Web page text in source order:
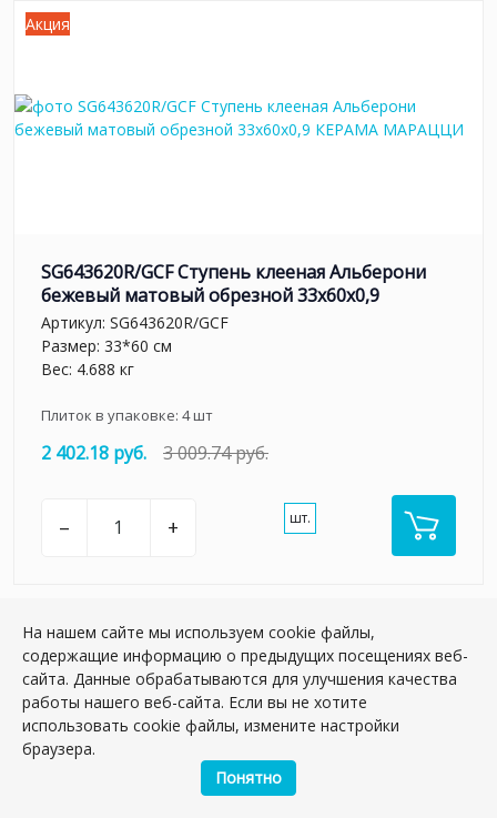
Акция
SG643620R/GCF Ступень клееная Альберони
бежевый матовый обрезной 33x60x0,9
Артикул: SG643620R/GCF
Размер: 33*60 см
Вес: 4.688 кг
Плиток в упаковке: 4шт
2 402.18 руб. 3 009.74 руб.
– + шт.
На нашем сайте мы используем cookie файлы,
содержащие информацию о предыдущих посещениях веб-
сайта. Данные обрабатываются для улучшения качества
работы нашего веб-сайта. Если вы не хотите
использовать cookie файлы, измените настройки
браузера.
Понятно